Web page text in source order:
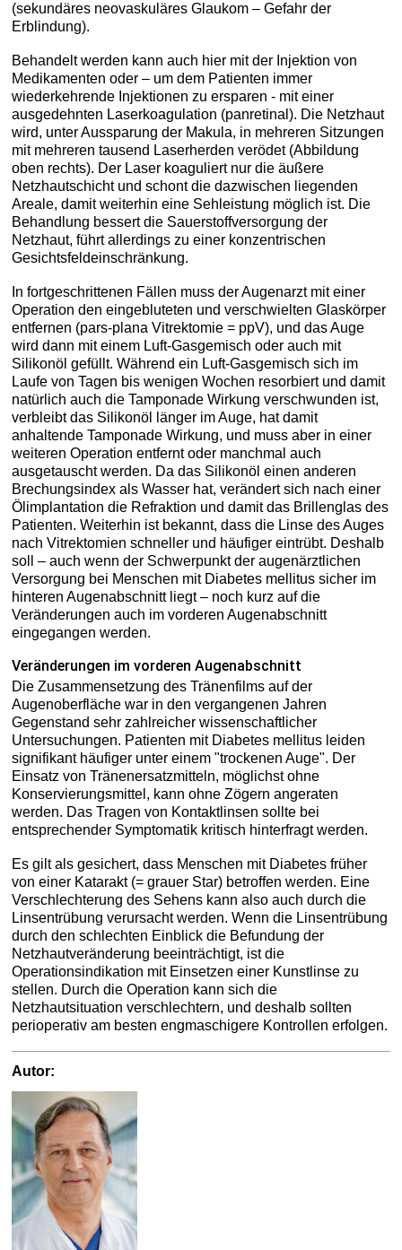
(sekundäres neovaskuläres Glaukom – Gefahr der
Erblindung).
Behandelt werden kann auch hier mit der Injektion von
Medikamenten oder – um dem Patienten immer
wiederkehrende Injektionen zu ersparen - mit einer
ausgedehnten Laserkoagulation (panretinal). Die Netzhaut
wird, unter Aussparung der Makula, in mehreren Sitzungen
mit mehreren tausend Laserherden verödet (Abbildung
oben rechts). Der Laser koaguliert nur die äußere
Netzhautschicht und schont die dazwischen liegenden
Areale, damit weiterhin eine Sehleistung möglich ist. Die
Behandlung bessert die Sauerstoffversorgung der
Netzhaut, führt allerdings zu einer konzentrischen
Gesichtsfeldeinschränkung.
In fortgeschrittenen Fällen muss der Augenarzt mit einer
Operation den eingebluteten und verschwielten Glaskörper
entfernen (pars-plana Vitrektomie = ppV), und das Auge
wird dann mit einem Luft-Gasgemisch oder auch mit
Silikonöl gefüllt. Während ein Luft-Gasgemisch sich im
Laufe von Tagen bis wenigen Wochen resorbiert und damit
natürlich auch die Tamponade Wirkung verschwunden ist,
verbleibt das Silikonöl länger im Auge, hat damit
anhaltende Tamponade Wirkung, und muss aber in einer
weiteren Operation entfernt oder manchmal auch
ausgetauscht werden. Da das Silikonöl einen anderen
Brechungsindex als Wasser hat, verändert sich nach einer
Ölimplantation die Refraktion und damit das Brillenglas des
Patienten. Weiterhin ist bekannt, dass die Linse des Auges
nach Vitrektomien schneller und häufiger eintrübt. Deshalb
soll – auch wenn der Schwerpunkt der augenärztlichen
Versorgung bei Menschen mit Diabetes mellitus sicher im
hinteren Augenabschnitt liegt – noch kurz auf die
Veränderungen auch im vorderen Augenabschnitt
eingegangen werden.
Veränderungen im vorderen Augenabschnitt
Die Zusammensetzung des Tränenfilms auf der
Augenoberfläche war in den vergangenen Jahren
Gegenstand sehr zahlreicher wissenschaftlicher
Untersuchungen. Patienten mit Diabetes mellitus leiden
signifikant häufiger unter einem "trockenen Auge". Der
Einsatz von Tränenersatzmitteln, möglichst ohne
Konservierungsmittel, kann ohne Zögern angeraten
werden. Das Tragen von Kontaktlinsen sollte bei
entsprechender Symptomatik kritisch hinterfragt werden.
Es gilt als gesichert, dass Menschen mit Diabetes früher
von einer Katarakt (= grauer Star) betroffen werden. Eine
Verschlechterung des Sehens kann also auch durch die
Linsentrübung verursacht werden. Wenn die Linsentrübung
durch den schlechten Einblick die Befundung der
Netzhautveränderung beeinträchtigt, ist die
Operationsindikation mit Einsetzen einer Kunstlinse zu
stellen. Durch die Operation kann sich die
Netzhautsituation verschlechtern, und deshalb sollten
perioperativ am besten engmaschigere Kontrollen erfolgen.
Autor: